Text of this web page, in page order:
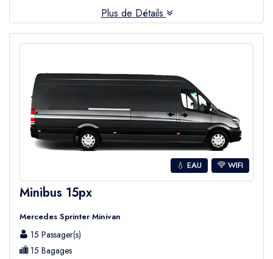
Plus de Détails
💧 EAU WIFI
Minibus 15px
Mercedes Sprinter Minivan
15 Passager(s)
15 Bagages